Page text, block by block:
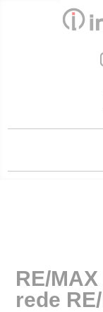
RE/
rede